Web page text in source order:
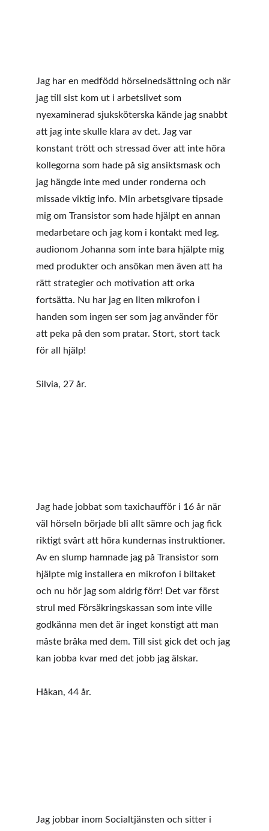
Jag hade jobbat som taxichaufför i 16 år när
väl hörseln började bli allt sämre och jag fick
riktigt svårt att höra kundernas instruktioner.
Av en slump hamnade jag på Transistor som
hjälpte mig installera en mikrofon i biltaket
och nu hör jag som aldrig förr! Det var först
strul med Försäkringskassan som inte ville
godkänna men det är inget konstigt att man
måste bråka med dem. Till sist gick det och jag
kan jobba kvar med det jobb jag älskar.
Håkan, 44 år.
Jag har en medfödd hörselnedsättning och när
jag till sist kom ut i arbetslivet som
nyexaminerad sjuksköterska kände jag snabbt
att jag inte skulle klara av det. Jag var
konstant trött och stressad över att inte höra
kollegorna som hade på sig ansiktsmask och
jag hängde inte med under ronderna och
missade viktig info. Min arbetsgivare tipsade
mig om Transistor som hade hjälpt en annan
medarbetare och jag kom i kontakt med leg.
audionom Johanna som inte bara hjälpte mig
med produkter och ansökan men även att ha
rätt strategier och motivation att orka
fortsätta. Nu har jag en liten mikrofon i
handen som ingen ser som jag använder för
att peka på den som pratar. Stort, stort tack
för all hjälp!
Silvia, 27 år.
Jag jobbar inom Socialtjänsten och sitter i